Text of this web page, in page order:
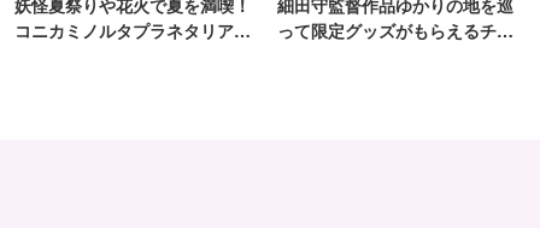
コニカミノルタプラネタリア
って限定グッズがもらえるチャ